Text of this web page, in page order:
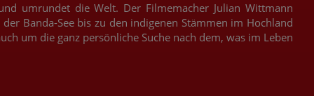
umrundet die Welt. Der Filmemacher Julian Wittmann
Banda-See bis zu den indigenen Stämmen im Hochland
um die ganz persönliche Suche nach dem, was im Leben